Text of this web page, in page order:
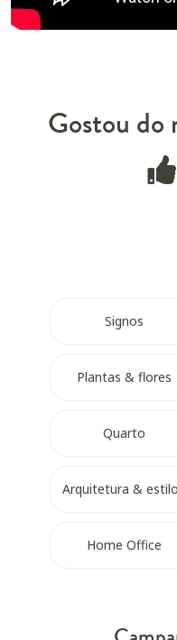
Gostou do
Signos
Plantas & flores
Quarto
Arquitetura &
Home Office